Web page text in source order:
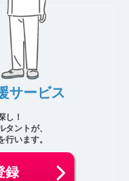
サービス
し！
ントが、
います。
録